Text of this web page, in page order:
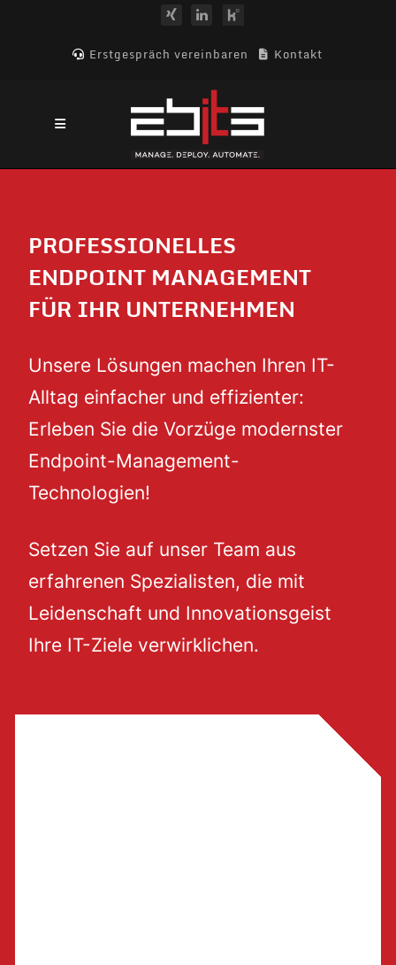
Erstgespräch vereinbaren Kontakt
PROFESSIONELLES
ENDPOINT MANAGEMENT
FÜR IHR UNTERNEHMEN
Unsere Lösungen machen Ihren IT-
Alltag einfacher und effizienter:
Erleben Sie die Vorzüge modernster
Endpoint-Management-
Technologien!
Setzen Sie auf unser Team aus
erfahrenen Spezialisten, die mit
Leidenschaft und Innovationsgeist
Ihre IT-Ziele verwirklichen.